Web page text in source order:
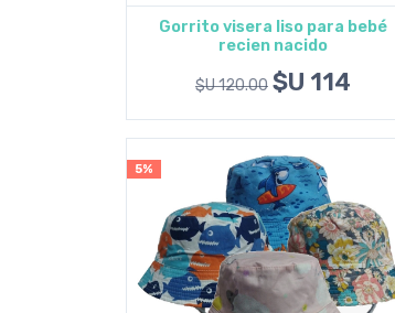
Agregar al carrito
Gorrito visera liso para bebé
recien nacido
$U 120.00 $U 114
5%